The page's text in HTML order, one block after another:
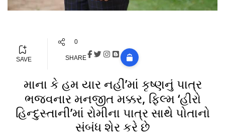
SAVE
0
SHARE
માના કે હમ યાર નહીં’માં કૃષ્ણનું પાત્ર
ભજવનાર મનજીત મક્કર, ફિલ્મ ‘હીરો
હિન્દુસ્તાની’માં રોમીના પાત્ર સાથે પોતાનો
સંબંધ શેર કરે છે